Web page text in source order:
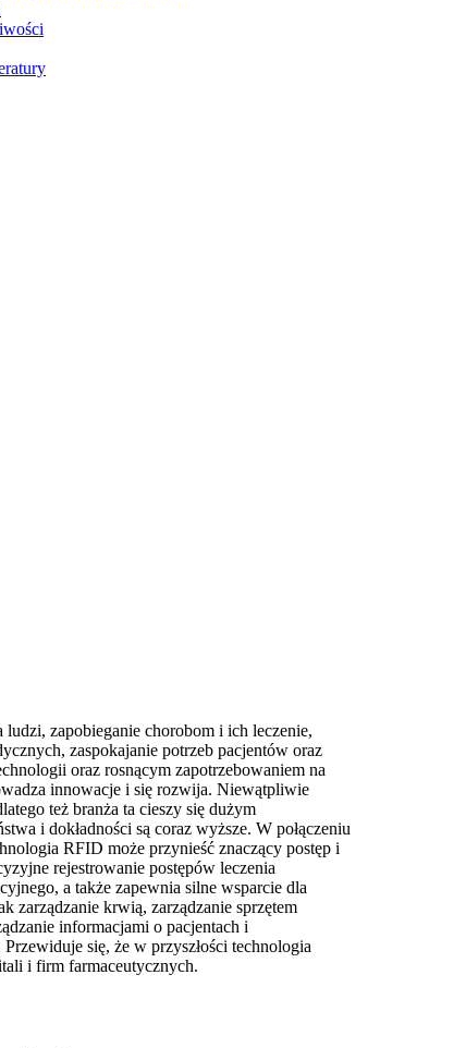
zapobieganie chorobom i ich leczenie,
zaspokajanie potrzeb pacjentów oraz
oraz rosnącym zapotrzebowaniem na
innowacje i się rozwija. Niewątpliwie
też branża ta cieszy się dużym
i dokładności są coraz wyższe. W połączeniu
RFID może przynieść znaczący postęp i
rejestrowanie postępów leczenia
a także zapewnia silne wsparcie dla
zarządzanie krwią, zarządzanie sprzętem
informacjami o pacjentach i
się, że w przyszłości technologia
i firm farmaceutycznych.